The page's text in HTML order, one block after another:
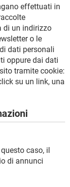
effettuati in
di un indirizzo
o le
dati personali
oppure dai dati
tramite cookie:
su un link, una
caso, il
di annunci